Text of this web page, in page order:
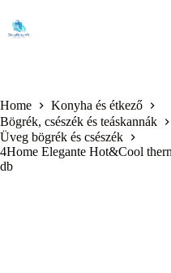
content
Home
Konyha és étkező
Bögrék, csészék és teáskannák
Üveg bögrék és csészék
4Home Elegante Hot&Cool
db